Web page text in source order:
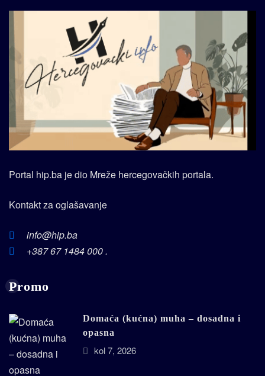
Portal hip.ba je dio Mreže hercegovačkih portala.
Kontakt za oglašavanje
info@hip.ba
+387 67 1484 000 .
Promo
Domaća (kućna) muha – dosadna i
opasna
kol 7, 2026